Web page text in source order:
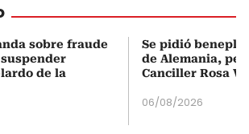
sobre fraude
de la
Se pidió
de Alemania,
Canciller Rosa
06/08/2026